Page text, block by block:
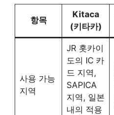
항목
Kitaca
(키타카)
사용 가능
지역
JR 홋카이
도의 IC 카
드 지역,
SAPICA
지역, 일본
내의 적용